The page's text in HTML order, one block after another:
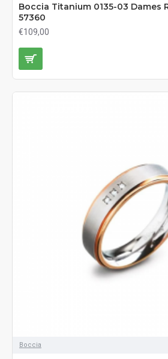
Boccia Titanium 0135-03 Dames
57360
€109,00
Boccia